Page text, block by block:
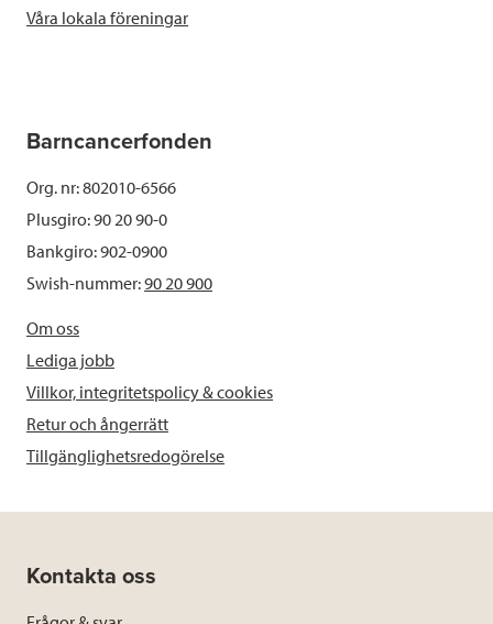
Våra lokala föreningar
Barncancerfonden
Org. nr: 802010-6566
Plusgiro: 90 20 90-0
Bankgiro: 902-0900
Swish-nummer:90 20 900
Om oss
Lediga jobb
Villkor, integritetspolicy & cookies
Retur och ångerrätt
Tillgänglighetsredogörelse
Kontakta oss